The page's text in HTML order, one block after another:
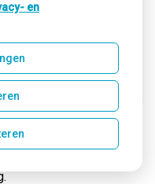
de
voor
97.52
de
een
€ 150.03
en